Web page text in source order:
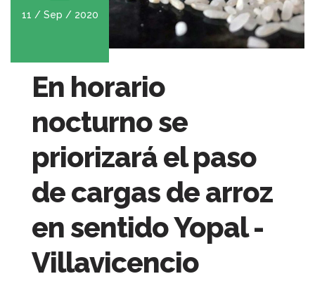
11 / Sep / 2020
En horario
nocturno se
priorizará el paso
de cargas de arroz
en sentido Yopal -
Villavicencio